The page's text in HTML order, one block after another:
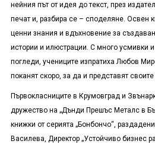
нейния път от идея до текст, през
печат и, разбира се – споделяне. Освен
ценни знания и вдъхновение за
истории и илюстрации. С много усмивки
погледи, учениците изпратиха Любов
поканят скоро, за да и представят
Първокласниците в Крумовград и
дружество на „Дънди Прешъс Металс в
книжки от серията „Бонбончо“,
Василева, Директор „Устойчиво бизнес